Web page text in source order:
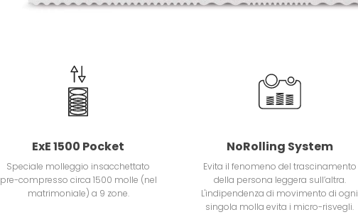
ExE 1500 Pocket
Speciale molleggio insacchettato
pre-compresso circa 1500 molle (nel
matrimoniale) a 9 zone.
NoRolling System
Evita il fenomeno del trascinamento
della persona leggera sull’altra.
L'indipendenza di movimento di ogni
singola molla evita i micro-risvegli.